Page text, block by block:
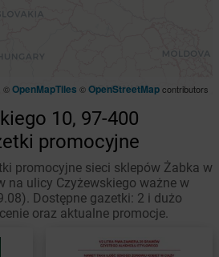
, ©OpenMapTiles ©OpenStreetMapcontributors
10, 97-400
promocyjne
promocyjne sieci sklepów Żabka w
na ulicy Czyżewskiego ważne w
Dostępne gazetki: 2 i dużo
oraz aktualne promocje.